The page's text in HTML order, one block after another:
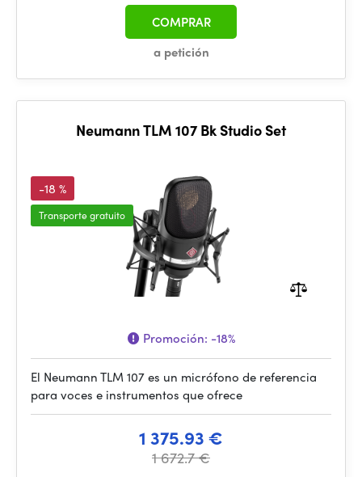
a petición
COMPRAR
Neumann TLM 107 Bk Studio Set
-18 %
Transporte gratuito
Promoción: -18%
El Neumann TLM 107 es un micrófono de referencia
para voces e instrumentos que ofrece
1 375.93 €
1 672.7 €